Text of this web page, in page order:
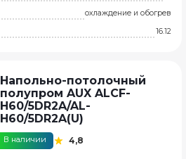
охлаждение и обогрев
16.12
Напольно-потолочный
полупром AUX ALCF-
H60/5DR2A/AL-
H60/5DR2A(U)
В наличии 4,8